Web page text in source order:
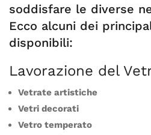
soddisfare le diverse
Ecco alcuni dei
disponibili:
Lavorazione del
Vetrate artistiche
Vetri decorati
Vetro temperato